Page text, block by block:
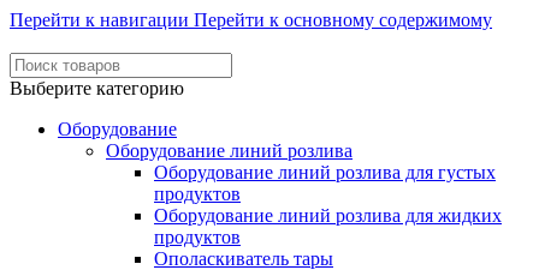
Перейти к навигации Перейти к основному содержимому
Выберите категорию
Оборудование
Оборудование линий розлива
Оборудование линий розлива для густых
продуктов
Оборудование линий розлива для жидких
продуктов
Ополаскиватель тары